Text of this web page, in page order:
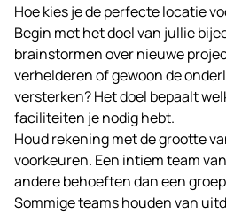
Hoe kies je de perfecte locatie
Begin met het doel van jullie
brainstormen over nieuwe
verhelderen of gewoon de
versterken? Het doel bepaalt
faciliteiten je nodig hebt.
Houd rekening met de grootte
voorkeuren. Een intiem team
andere behoeften dan een
Sommige teams houden van